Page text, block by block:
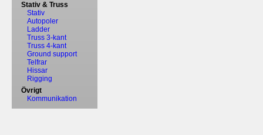
Stativ & Truss
Stativ
Autopoler
Ladder
Truss 3-kant
Truss 4-kant
Ground support
Telfrar
Hissar
Rigging
Övrigt
Kommunikation